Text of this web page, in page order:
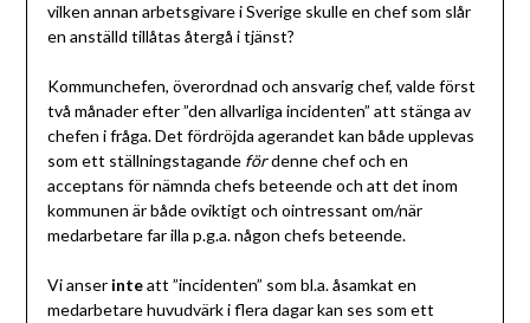
vilken annan arbetsgivare i Sverige skulle en chef som slår
en anställd tillåtas återgå i tjänst?
Kommunchefen, överordnad och ansvarig chef, valde först
två månader efter ”den allvarliga incidenten” att stänga av
chefen i fråga. Det fördröjda agerandet kan både upplevas
som ett ställningstagande fördenne chef och en
acceptans för nämnda chefs beteende och att det inom
kommunen är både oviktigt och ointressant om/när
medarbetare far illa p.g.a. någon chefs beteende.
Vi anser inteatt ”incidenten” som bl.a. åsamkat en
medarbetare huvudvärk i flera dagar kan ses som ett